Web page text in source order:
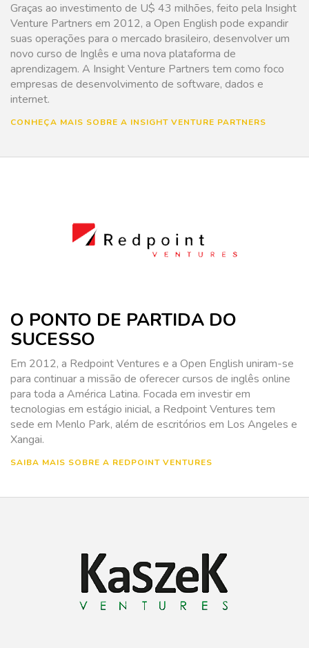
Graças ao investimento de U$ 43 milhões, feito pela Insight
Venture Partners em 2012, a Open English pode expandir
suas operações para o mercado brasileiro, desenvolver um
novo curso de Inglês e uma nova plataforma de
aprendizagem. A Insight Venture Partners tem como foco
empresas de desenvolvimento de software, dados e
internet.
CONHEÇA MAIS SOBRE A INSIGHT VENTURE PARTNERS
O PONTO DE PARTIDA DO
SUCESSO
Em 2012, a Redpoint Ventures e a Open English uniram-se
para continuar a missão de oferecer cursos de inglês online
para toda a América Latina. Focada em investir em
tecnologias em estágio inicial, a Redpoint Ventures tem
sede em Menlo Park, além de escritórios em Los Angeles e
Xangai.
SAIBA MAIS SOBRE A REDPOINT VENTURES